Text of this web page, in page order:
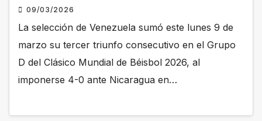
09/03/2026
La selección de Venezuela sumó este lunes 9 de
marzo su tercer triunfo consecutivo en el Grupo
D del Clásico Mundial de Béisbol 2026, al
imponerse 4-0 ante Nicaragua en…